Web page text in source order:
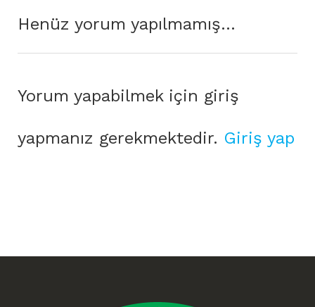
Henüz yorum yapılmamış...
Yorum yapabilmek için giriş
yapmanız gerekmektedir. Giriş yap